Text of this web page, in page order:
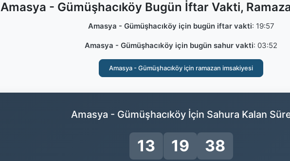
Amasya - Gümüşhacıköy Bugün İftar Vakti,
Amasya - Gümüşhacıköy için bugün iftar vakti: 19:57
Amasya - Gümüşhacıköy için bugün sahur vakti: 03:52
Amasya - Gümüşhacıköy için ramazan imsakiyesi
Amasya - Gümüşhacıköy İçin Sahura Kalan
13 19 38